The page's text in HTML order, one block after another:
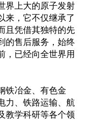
界上大的原子发射
来，它不仅继承了
且凭借其独特的先
的售后服务，始终
，已经向全世界用
铁冶金、有色金
力、铁路运输、航
教学科研等各个领